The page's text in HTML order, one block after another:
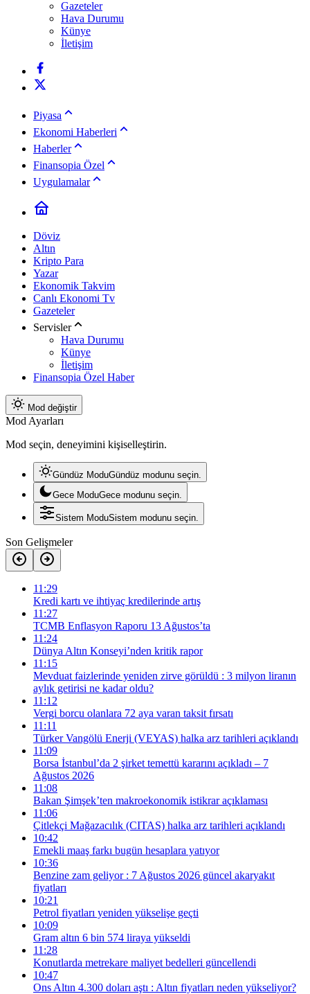
Gazeteler
Hava Durumu
Künye
İletişim
Piyasa
Ekonomi Haberleri
Haberler
Finansopia Özel
Uygulamalar
Döviz
Altın
Kripto Para
Yazar
Ekonomik Takvim
Canlı Ekonomi Tv
Gazeteler
Servisler
Hava Durumu
Künye
İletişim
Finansopia Özel Haber
Mod değiştir
Mod Ayarları
Mod seçin, deneyimini kişiselleştirin.
Gündüz ModuGündüz modunu seçin.
Gece ModuGece modunu seçin.
Sistem ModuSistem modunu seçin.
Son Gelişmeler
11:29
Kredi kartı ve ihtiyaç kredilerinde artış
11:27
TCMB Enflasyon Raporu 13 Ağustos’ta
11:24
Dünya Altın Konseyi’nden kritik rapor
11:15
Mevduat faizlerinde yeniden zirve görüldü : 3 milyon liranın
aylık getirisi ne kadar oldu?
11:12
Vergi borcu olanlara 72 aya varan taksit fırsatı
11:11
Türker Vangölü Enerji (VEYAS) halka arz tarihleri açıklandı
11:09
Borsa İstanbul’da 2 şirket temettü kararını açıkladı – 7
Ağustos 2026
11:08
Bakan Şimşek’ten makroekonomik istikrar açıklaması
11:06
Çitlekçi Mağazacılık (CITAS) halka arz tarihleri açıklandı
10:42
Emekli maaş farkı bugün hesaplara yatıyor
10:36
Benzine zam geliyor : 7 Ağustos 2026 güncel akaryakıt
fiyatları
10:21
Petrol fiyatları yeniden yükselişe geçti
10:09
Gram altın 6 bin 574 liraya yükseldi
11:28
Konutlarda metrekare maliyet bedelleri güncellendi
10:47
Ons Altın 4.300 doları aştı : Altın fiyatları neden yükseliyor?